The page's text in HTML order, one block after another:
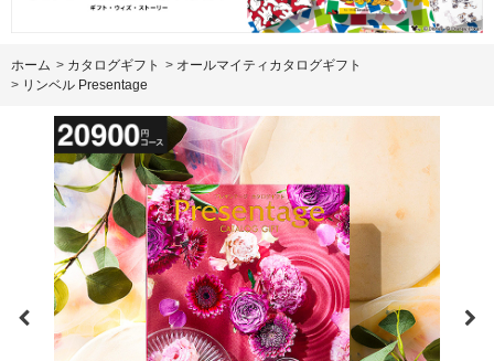
ホーム > カタログギフト > オールマイティカタログギフト
> リンベル Presentage